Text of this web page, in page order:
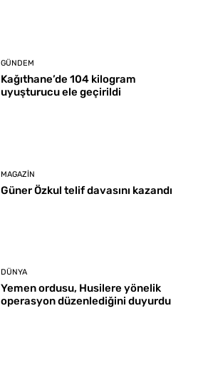
GÜNDEM
Kağıthane’de 104 kilogram
uyuşturucu ele geçirildi
MAGAZIN
Güner Özkul telif davasını kazandı
DÜNYA
Yemen ordusu, Husilere yönelik
operasyon düzenlediğini duyurdu